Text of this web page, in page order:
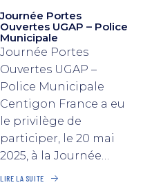
Journée Portes
Ouvertes UGAP – Police
Municipale
Journée Portes
Ouvertes UGAP –
Police Municipale
Centigon France a eu
le privilège de
participer, le 20 mai
2025, à la Journée…
LIRE LA SUITE